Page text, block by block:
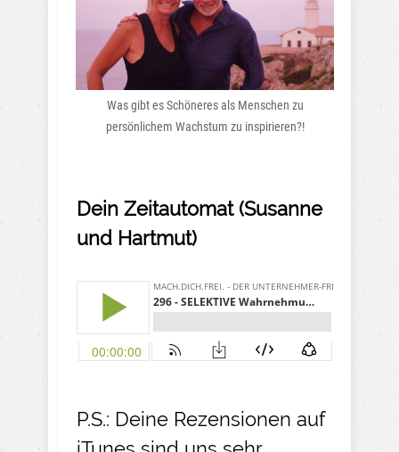
Was gibt es Schöneres als Menschen zu
persönlichem Wachstum zu inspirieren?!
Dein Zeitautomat (Susanne
und Hartmut)
P.S.: Deine Rezensionen auf